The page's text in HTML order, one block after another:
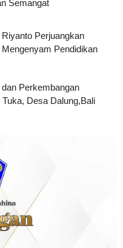
Semangat
Perjuangkan
Pendidikan
Perkembangan
Desa Dalung,Bali